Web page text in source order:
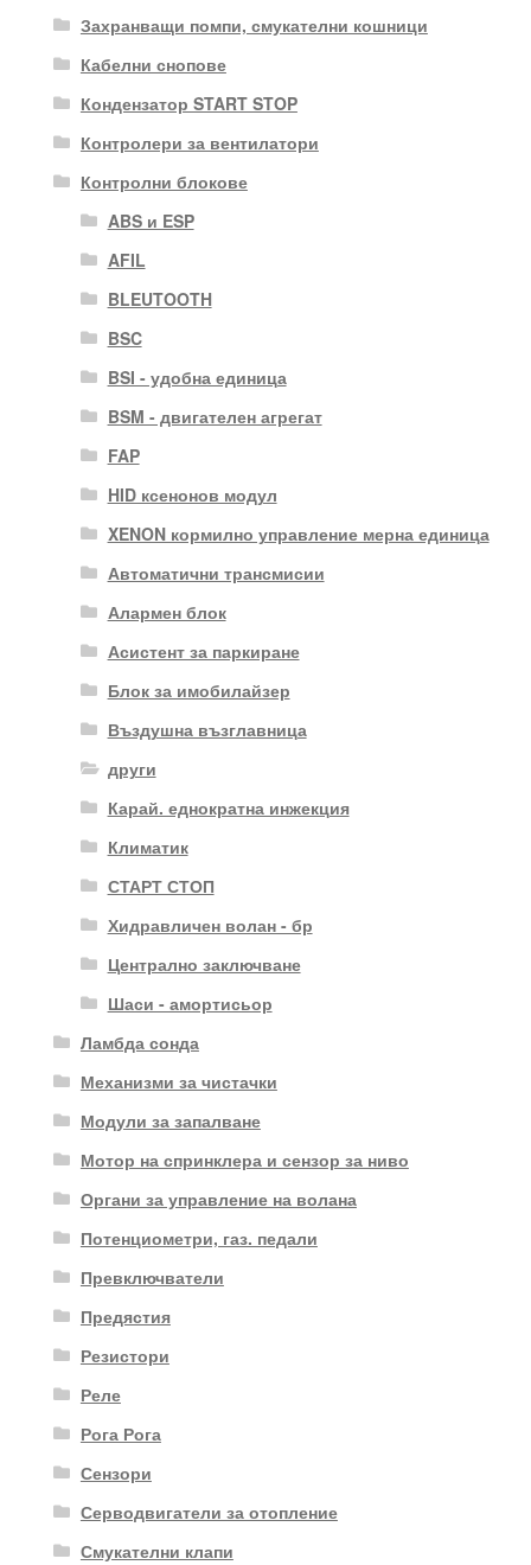
Захранващи помпи, смукателни кошници
Кабелни снопове
Кондензатор START STOP
Контролери за вентилатори
Контролни блокове
ABS и ESP
AFIL
BLEUTOOTH
BSC
BSI - удобна единица
BSM - двигателен агрегат
FAP
HID ксенонов модул
XENON кормилно управление мерна единица
Автоматични трансмисии
Алармен блок
Асистент за паркиране
Блок за имобилайзер
Въздушна възглавница
други
Карай. еднократна инжекция
Климатик
СТАРТ СТОП
Хидравличен волан - бр
Централно заключване
Шаси - амортисьор
Ламбда сонда
Механизми за чистачки
Модули за запалване
Мотор на спринклера и сензор за ниво
Органи за управление на волана
Потенциометри, газ. педали
Превключватели
Предястия
Резистори
Реле
Рога Рога
Сензори
Серводвигатели за отопление
Смукателни клапи